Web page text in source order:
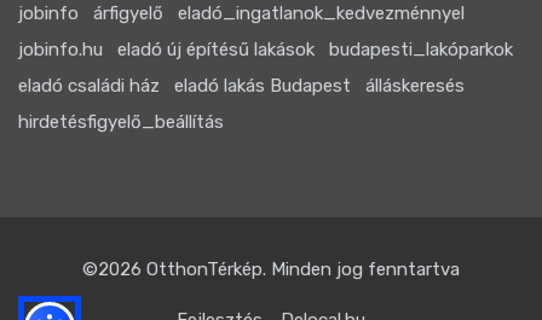
jobinfo
árfigyelő
eladó_ingatlanok_kedvezménnyel
jobinfo.hu
eladó új építésű lakások
budapesti_lakóparkok
eladó családi ház
eladó lakás Budapest
álláskeresés
hirdetésfigyelő_beállítás
©2026 OtthonTérkép. Minden jog fenntartva